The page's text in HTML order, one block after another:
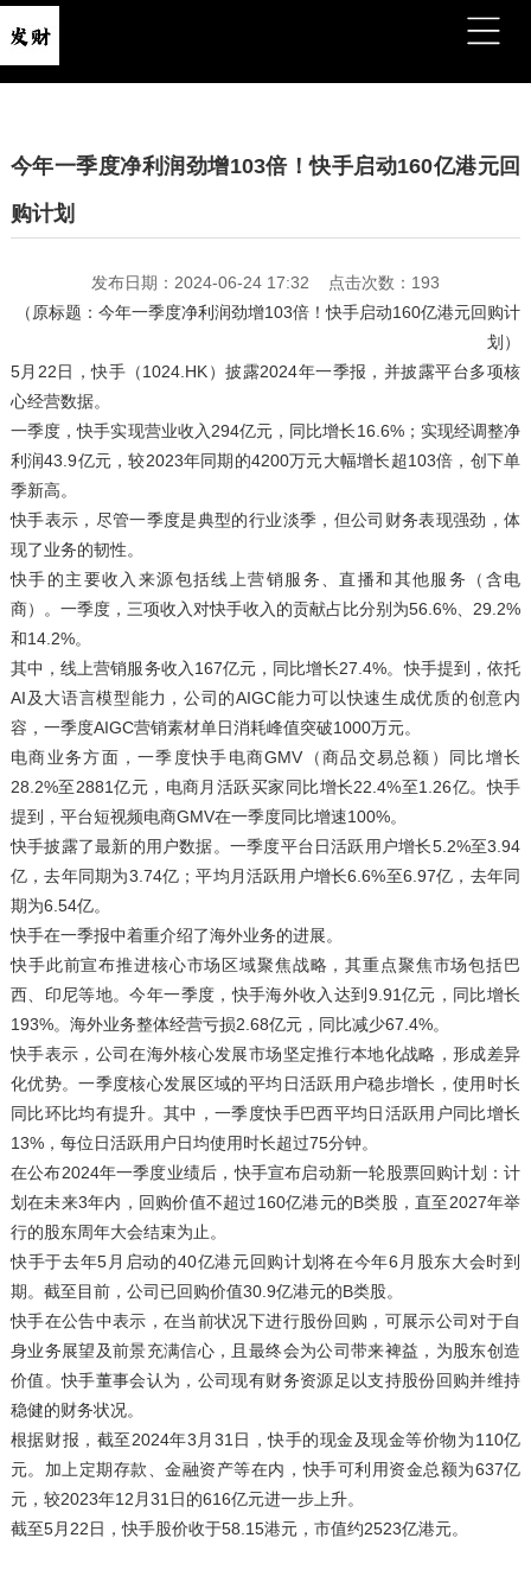
今年一季度净利润劲增103倍！快手启动160亿港元回
购计划
发布日期：2024-06-24 17:32 点击次数：193
（原标题：今年一季度净利润劲增103倍！快手启动160亿港元回购计
划）
5月22日，快手（1024.HK）披露2024年一季报，并披露平台多项核
心经营数据。
一季度，快手实现营业收入294亿元，同比增长16.6%；实现经调整净
利润43.9亿元，较2023年同期的4200万元大幅增长超103倍，创下单
季新高。
快手表示，尽管一季度是典型的行业淡季，但公司财务表现强劲，体
现了业务的韧性。
快手的主要收入来源包括线上营销服务、直播和其他服务（含电
商）。一季度，三项收入对快手收入的贡献占比分别为56.6%、29.2%
和14.2%。
其中，线上营销服务收入167亿元，同比增长27.4%。快手提到，依托
AI及大语言模型能力，公司的AIGC能力可以快速生成优质的创意内
容，一季度AIGC营销素材单日消耗峰值突破1000万元。
电商业务方面，一季度快手电商GMV（商品交易总额）同比增长
28.2%至2881亿元，电商月活跃买家同比增长22.4%至1.26亿。快手
提到，平台短视频电商GMV在一季度同比增速100%。
快手披露了最新的用户数据。一季度平台日活跃用户增长5.2%至3.94
亿，去年同期为3.74亿；平均月活跃用户增长6.6%至6.97亿，去年同
期为6.54亿。
快手在一季报中着重介绍了海外业务的进展。
快手此前宣布推进核心市场区域聚焦战略，其重点聚焦市场包括巴
西、印尼等地。今年一季度，快手海外收入达到9.91亿元，同比增长
193%。海外业务整体经营亏损2.68亿元，同比减少67.4%。
快手表示，公司在海外核心发展市场坚定推行本地化战略，形成差异
化优势。一季度核心发展区域的平均日活跃用户稳步增长，使用时长
同比环比均有提升。其中，一季度快手巴西平均日活跃用户同比增长
13%，每位日活跃用户日均使用时长超过75分钟。
在公布2024年一季度业绩后，快手宣布启动新一轮股票回购计划：计
划在未来3年内，回购价值不超过160亿港元的B类股，直至2027年举
行的股东周年大会结束为止。
快手于去年5月启动的40亿港元回购计划将在今年6月股东大会时到
期。截至目前，公司已回购价值30.9亿港元的B类股。
快手在公告中表示，在当前状况下进行股份回购，可展示公司对于自
身业务展望及前景充满信心，且最终会为公司带来裨益，为股东创造
价值。快手董事会认为，公司现有财务资源足以支持股份回购并维持
稳健的财务状况。
根据财报，截至2024年3月31日，快手的现金及现金等价物为110亿
元。加上定期存款、金融资产等在内，快手可利用资金总额为637亿
元，较2023年12月31日的616亿元进一步上升。
截至5月22日，快手股价收于58.15港元，市值约2523亿港元。